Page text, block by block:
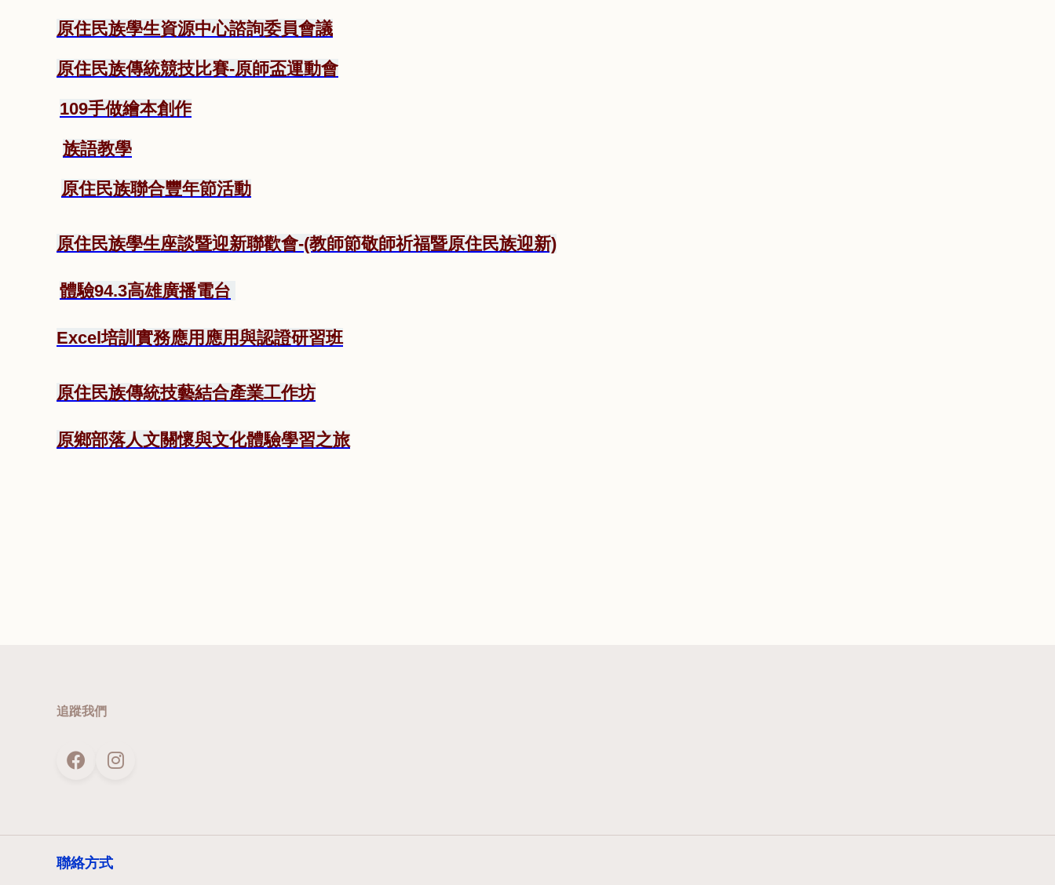
原住民族學生資源中心諮詢委員會議
原住民族傳統競技比賽-原師盃運動會
109手做繪本創作
族語教學
原住民族聯合豐年節活動
原住民族學生座談暨迎新聯歡會-(教師節敬師祈福暨原住民族迎新)
體驗94.3高雄廣播電台
Excel培訓實務應用應用與認證研習班
原住民族傳統技藝結合產業工作坊
原鄉部落人文關懷與文化體驗學習之旅
追蹤我們
聯絡方式